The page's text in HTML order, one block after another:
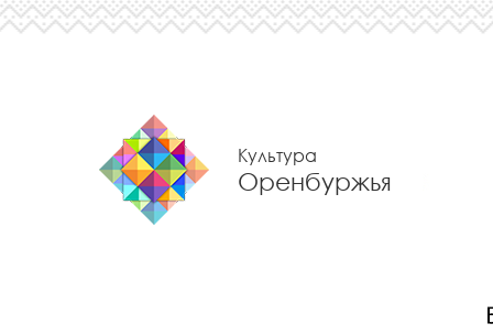
Культура
Оренбуржья